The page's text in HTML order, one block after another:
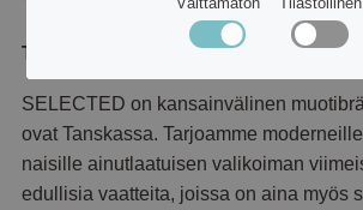
Tuotekuvaus
SELECTED on kansainvälinen
ovat Tanskassa. Tarjoamme
naisille ainutlaatuisen valikoiman
edullisia vaatteita, joissa on aina myös